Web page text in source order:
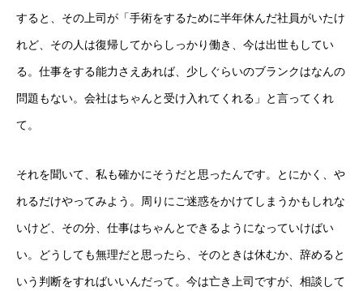
すると、その上司が「手術をするために半年休んだ社員がいたけ
れど、その人は復帰してからしっかり働き、今は出世もしてい
る。仕事をする能力さえあれば、少しぐらいのブランクはなんの
問題もない。会社はちゃんと受け入れてくれる」と言ってくれ
て。
それを聞いて、私も確かにそうだと思ったんです。とにかく、や
れるだけやってみよう。周りにご迷惑をかけてしまうかもしれな
いけど、その分、仕事はちゃんとできるようになっていけばい
い。どうしても無理だと思ったら、そのときは休むか、辞めると
いう判断をすればいいんだって。今は亡き上司ですが、相談して